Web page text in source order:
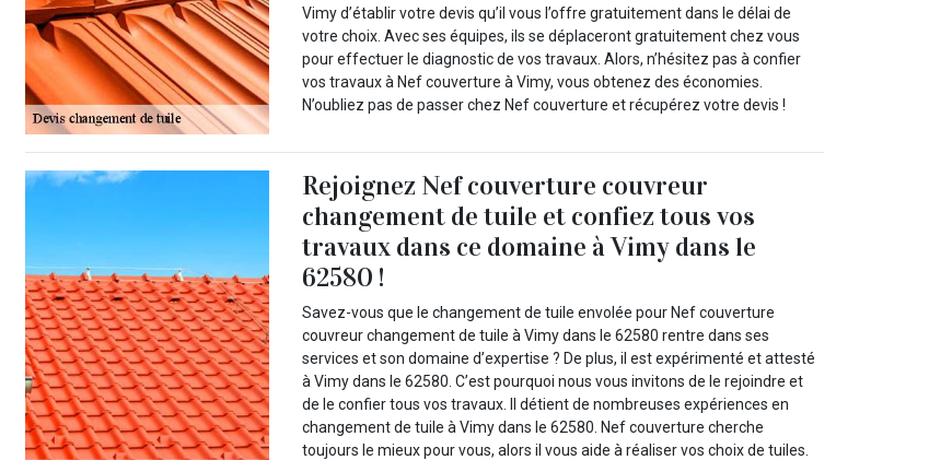
Vimy d’établir votre devis qu’il vous l’offre gratuitement dans le délai de
votre choix. Avec ses équipes, ils se déplaceront gratuitement chez vous
pour effectuer le diagnostic de vos travaux. Alors, n’hésitez pas à confier
vos travaux à Nef couverture à Vimy, vous obtenez des économies.
N’oubliez pas de passer chez Nef couverture et récupérez votre devis !
Rejoignez Nef couverture couvreur
changement de tuile et confiez tous vos
travaux dans ce domaine à Vimy dans le
62580 !
Savez-vous que le changement de tuile envolée pour Nef couverture
couvreur changement de tuile à Vimy dans le 62580 rentre dans ses
services et son domaine d’expertise ? De plus, il est expérimenté et attesté
à Vimy dans le 62580. C’est pourquoi nous vous invitons de le rejoindre et
de le confier tous vos travaux. Il détient de nombreuses expériences en
changement de tuile à Vimy dans le 62580. Nef couverture cherche
toujours le mieux pour vous, alors il vous aide à réaliser vos choix de tuiles.